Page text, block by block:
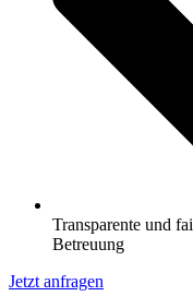
Transparente und
Betreuung
Jetzt anfragen